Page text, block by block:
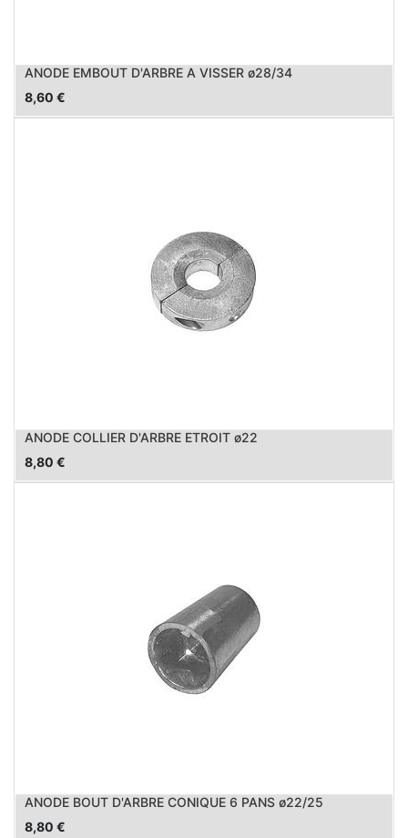
ANODE EMBOUT D'ARBRE A VISSER ø28/34
8,60 €
ANODE COLLIER D'ARBRE ETROIT ø22
8,80 €
ANODE BOUT D'ARBRE CONIQUE 6 PANS ø22/25
8,80 €